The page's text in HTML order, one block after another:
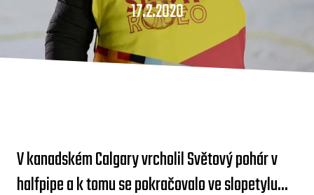
17.2.2020
V kanadském Calgary vrcholil Světový pohár v
halfpipe a k tomu se pokračovalo ve slopetylu...